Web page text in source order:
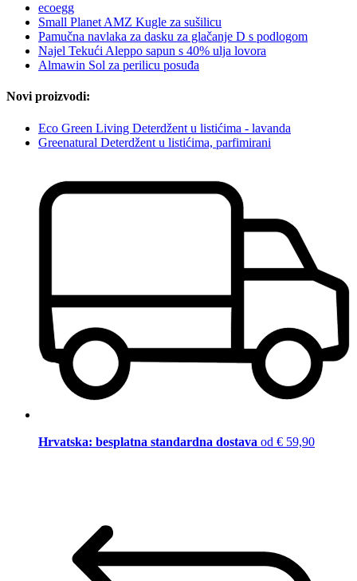
ecoegg
Small Planet AMZ Kugle za sušilicu
Pamučna navlaka za dasku za glačanje D s podlogom
Najel Tekući Aleppo sapun s 40% ulja lovora
Almawin Sol za perilicu posuđa
Novi proizvodi:
Eco Green Living Deterdžent u listićima - lavanda
Greenatural Deterdžent u listićima, parfimirani
Hrvatska: besplatna standardna dostava od € 59,90